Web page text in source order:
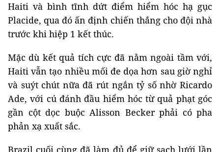
Haiti và bình tĩnh dứt điểm hiểm hóc hạ gục
Placide, qua đó ấn định chiến thắng cho đội nhà
trước khi hiệp 1 kết thúc.
Mặc dù kết quả tích cực đã nằm ngoài tầm với,
Haiti vẫn tạo nhiều mối đe dọa hơn sau giờ nghỉ
và suýt chút nữa đã rút ngắn tỷ số nhờ Ricardo
Ade, với cú đánh đầu hiểm hóc từ quả phạt góc
gần cột dọc buộc Alisson Becker phải có pha
phản xạ xuất sắc.
Brazil cuối cùng đã làm đủ để giữ sạch lưới lần